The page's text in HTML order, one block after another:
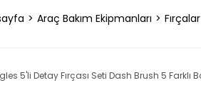
Araç Bakım Ekipmanları Fırçalar